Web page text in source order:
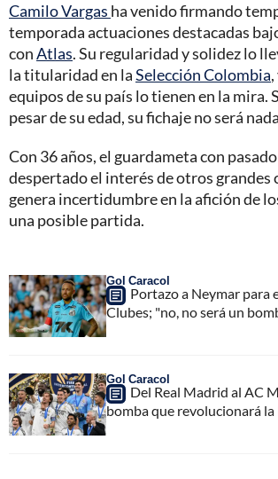
Camilo Vargas ha venido firmando
temporada actuaciones destacadas
conAtlas. Su regularidad y solidez lo
la titularidad en laSelección Colombia
equipos de su país lo tienen en la mira.
pesar de su edad, su fichaje no será
Con 36 años, el guardameta con pasado
despertado el interés de otros grandes
genera incertidumbre en la afición de
una posible partida.
Gol Caracol
Portazo a Neymar para
Clubes; "no, no será un
Gol Caracol
Del Real Madrid al AC
bomba que revolucionará la